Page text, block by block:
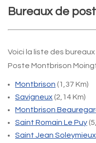
Bureaux de
Voici la liste des
Poste Montbrison
Montbrison (1,37 Km)
Savigneux(2,14 Km)
Montbrison
Saint Romain Le Puy
Saint Jean Soleymieux